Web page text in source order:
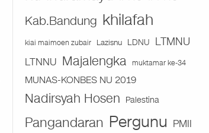
Kab.Bandung khilafah
kiai maimoen zubair Lazisnu LDNU LTMNU
LTNNU Majalengka muktamar ke-34
MUNAS-KONBES NU 2019
Nadirsyah Hosen Palestina
Pangandaran Pergunu PMII